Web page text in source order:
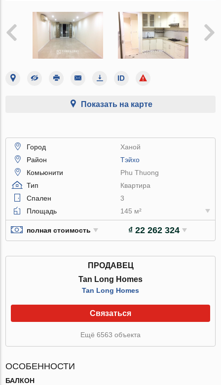
Показать на карте
Город
Ханой
Район
Тэйхо
Комьюнити
Phu Thuong
Тип
Квартира
Спален
3
Площадь
145 м²
полная стоимость ₫ 22 262 324
ПРОДАВЕЦ
Tan Long Homes
Tan Long Homes
Связаться
Ещё 6563 объекта
ОСОБЕННОСТИ
БАЛКОН